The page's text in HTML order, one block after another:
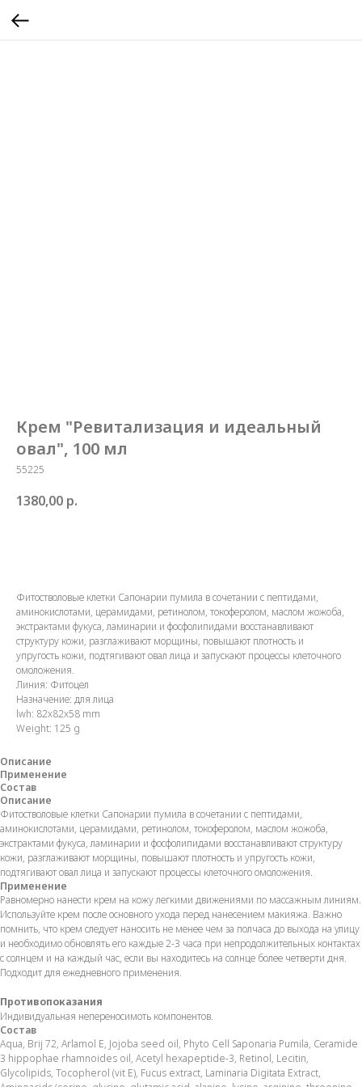
Крем "Ревитализация и идеальный
овал", 100 мл
55225
1380,00 р.
Фитостволовые клетки Сапонарии пумила в сочетании с пептидами,
аминокислотами, церамидами, ретинолом, токоферолом, маслом жожоба,
экстрактами фукуса, ламинарии и фосфолипидами восстанавливают
структуру кожи, разглаживают морщины, повышают плотность и
упругость кожи, подтягивают овал лица и запускают процессы клеточного
омоложения.
Линия: Фитоцел
Назначение: для лица
lwh: 82x82x58 mm
Weight: 125 g
Описание
Применение
Состав
Описание
Фитостволовые клетки Сапонарии пумила в сочетании с пептидами,
аминокислотами, церамидами, ретинолом, токоферолом, маслом жожоба,
экстрактами фукуса, ламинарии и фосфолипидами восстанавливают структуру
кожи, разглаживают морщины, повышают плотность и упругость кожи,
подтягивают овал лица и запускают процессы клеточного омоложения.
Применение
Равномерно нанести крем на кожу легкими движениями по массажным линиям.
Используйте крем после основного ухода перед нанесением макияжа. Важно
помнить, что крем следует наносить не менее чем за полчаса до выхода на улицу
и необходимо обновлять его каждые 2-3 часа при непродолжительных контактах
с солнцем и на каждый час, если вы находитесь на солнце более четверти дня.
Подходит для ежедневного применения.
Противопоказания
Индивидуальная непереносимоть компонентов.
Состав
Aqua, Brij 72, Arlamol E, Jojoba seed oil, Phyto Cell Saponaria Pumila, Cеramide
3 hippophae rhamnoides oil, Acetyl hexapeptide-3, Retinol, Lecitin,
Glycolipids, Tocopherol (vit E), Fucus extract, Laminaria Digitata Extract,